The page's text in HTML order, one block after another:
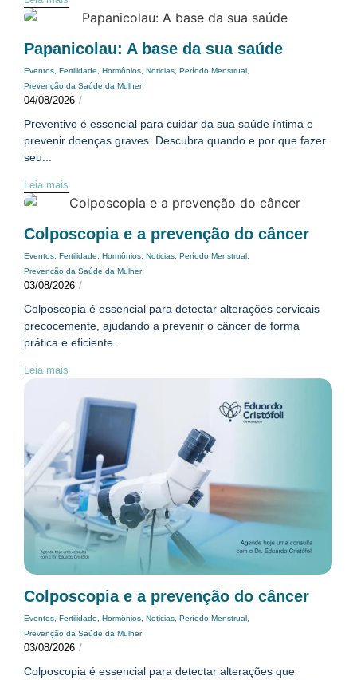
Papanicolau: A base da sua saúde
Eventos Fertilidade Hormônios Noticias Período Menstrual
Prevenção da Saúde da Mulher
04/08/2026 /
Preventivo é essencial para cuidar da sua saúde íntima e
prevenir doenças graves. Descubra quando e por que fazer
seu...
Leia mais
Colposcopia e a prevenção do câncer
Eventos Fertilidade Hormônios Noticias Período Menstrual
Prevenção da Saúde da Mulher
03/08/2026 /
Colposcopia é essencial para detectar alterações cervicais
precocemente, ajudando a prevenir o câncer de forma
prática e eficiente.
Leia mais
Colposcopia e a prevenção do câncer
Eventos Fertilidade Hormônios Noticias Período Menstrual
Prevenção da Saúde da Mulher
03/08/2026 /
Colposcopia é essencial para detectar alterações que